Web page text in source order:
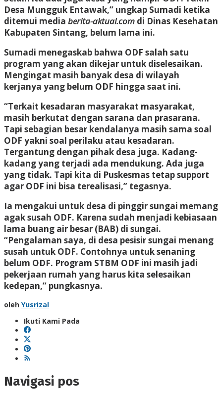
Desa Mungguk Entawak,” ungkap Sumadi ketika
ditemui media berita-aktual.com di Dinas Kesehatan
Kabupaten Sintang, belum lama ini.
Sumadi menegaskab bahwa ODF salah satu
program yang akan dikejar untuk diselesaikan.
Mengingat masih banyak desa di wilayah
kerjanya yang belum ODF hingga saat ini.
“Terkait kesadaran masyarakat masyarakat,
masih berkutat dengan sarana dan prasarana.
Tapi sebagian besar kendalanya masih sama soal
ODF yakni soal perilaku atau kesadaran.
Tergantung dengan pihak desa juga. Kadang-
kadang yang terjadi ada mendukung. Ada juga
yang tidak. Tapi kita di Puskesmas tetap support
agar ODF ini bisa terealisasi,” tegasnya.
Ia mengakui untuk desa di pinggir sungai memang
agak susah ODF. Karena sudah menjadi kebiasaan
lama buang air besar (BAB) di sungai.
“Pengalaman saya, di desa pesisir sungai menang
susah untuk ODF. Contohnya untuk senaning
belum ODF. Program STBM ODF ini masih jadi
pekerjaan rumah yang harus kita selesaikan
kedepan,” pungkasnya.
oleh Yusrizal
Ikuti Kami Pada
Navigasi pos